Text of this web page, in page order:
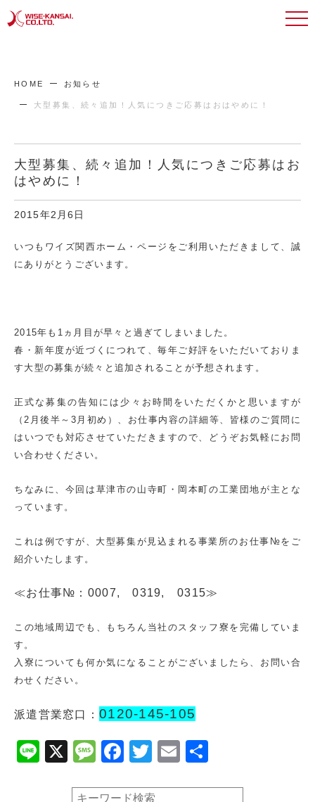
HOME お知らせ
大型募集、続々追加！人気につきご応募はおはやめに！
大型募集、続々追加！人気につきご応募はお
はやめに！
2015年2月6日
いつもワイズ関西ホーム・ページをご利用いただきまして、誠
にありがとうございます。
2015年も1ヵ月目が早々と過ぎてしまいました。
春・新年度が近づくにつれて、毎年ご好評をいただいておりま
す大型の募集が続々と追加されることが予想されます。
正式な募集の告知には少々お時間をいただくかと思いますが
（2月後半～3月初め）、お仕事内容の詳細等、皆様のご質問に
はいつでも対応させていただきますので、どうぞお気軽にお問
い合わせください。
ちなみに、今回は草津市の山寺町・岡本町の工業団地が主とな
っています。
これは例ですが、大型募集が見込まれる事業所のお仕事№をご
紹介いたします。
≪お仕事№：0007, 0319, 0315≫
この地域周辺でも、もちろん当社のスタッフ寮を完備していま
す。
入寮についても何か気になることがございましたら、お問い合
わせください。
派遣営業窓口： 0120-145-105
Line
X Message
Facebook
Twitter
Email